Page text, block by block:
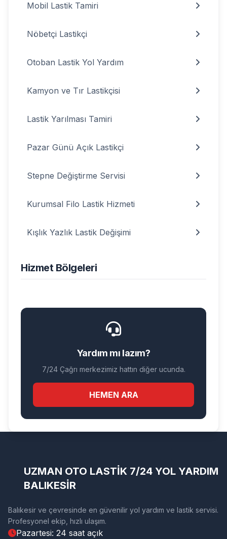
Mobil Lastik Tamiri
Nöbetçi Lastikçi
Otoban Lastik Yol Yardım
Kamyon ve Tır Lastikçisi
Lastik Yarılması Tamiri
Pazar Günü Açık Lastikçi
Stepne Değiştirme Servisi
Kurumsal Filo Lastik Hizmeti
Kışlık Yazlık Lastik Değişimi
Hizmet Bölgeleri
Yardım mı lazım?
7/24 Çağrı merkezimiz hattın diğer ucunda.
HEMEN ARA
UZMAN OTO LASTİK 7/24 YOL YARDIM
BALIKESİR
Balıkesir ve çevresinde en güvenilir yol yardım ve lastik servisi.
Profesyonel ekip, hızlı ulaşım.
Pazartesi: 24 saat açık